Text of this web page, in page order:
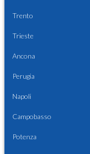
Trento
Trieste
Ancona
Perugia
Napoli
Campobasso
Potenza